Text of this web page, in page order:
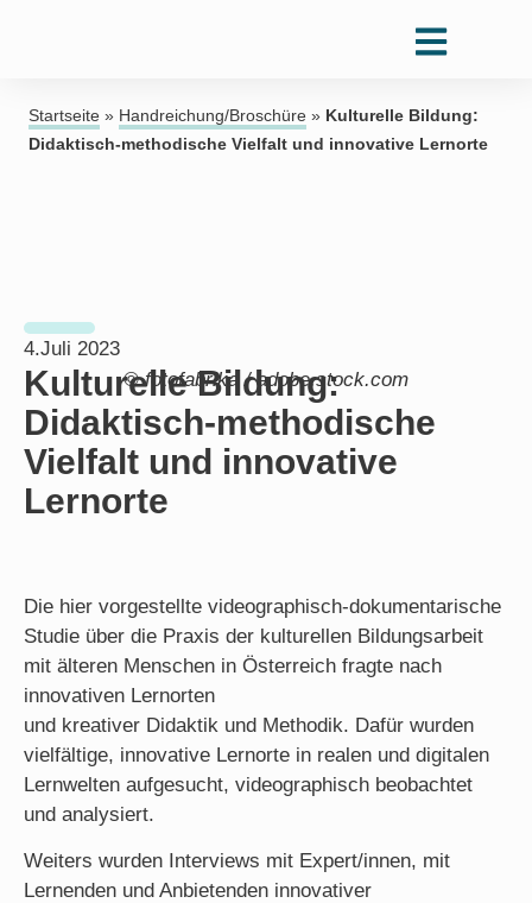
Startseite » Handreichung/Broschüre » Kulturelle Bildung:
Didaktisch-methodische Vielfalt und innovative Lernorte
© fotofabrika / adobe.stock.com
4.Juli 2023
Kulturelle Bildung:
Didaktisch-methodische
Vielfalt und innovative
Lernorte
Die hier vorgestellte videographisch-dokumentarische
Studie über die Praxis der kulturellen Bildungsarbeit
mit älteren Menschen in Österreich fragte nach
innovativen Lernorten
und kreativer Didaktik und Methodik. Dafür wurden
vielfältige, innovative Lernorte in realen und digitalen
Lernwelten aufgesucht, videographisch beobachtet
und analysiert.
Weiters wurden Interviews mit Expert/innen, mit
Lernenden und Anbietenden innovativer